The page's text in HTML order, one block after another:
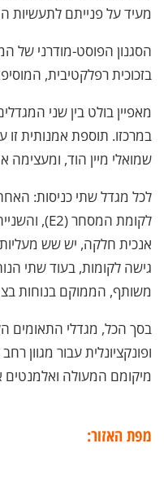
מעיד על פנייתם לתעשיות
הסגנון הפוסט-מודרני של
בזכוכית רפלקטיבית,
מאפיין בולט בין שני
במרכזו. תוספת אמנותית זו
שמואלי מיין הוד,
לכל מגדל שתי כניסות:
אנכית חלקה, יש שש
גישה לקומות, בעוד שתי
משותף, הממוקם בנוחות
בסך הכל, מגדלי התאומים
ופונקציונלית עבור מגוון
מיקומם המעולה ואלמנטים
מפת האזור: